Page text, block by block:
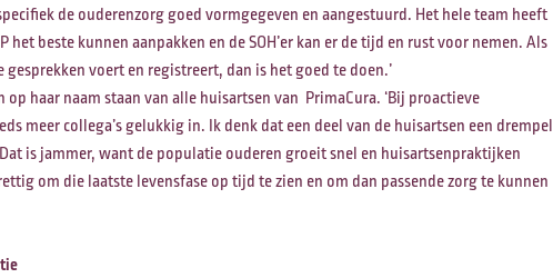
de ouderenzorg goed vormgegeven en aangestuurd. Het hele team heeft
het beste kunnen aanpakken en de SOH’er kan er de tijd en rust voor nemen. Als
voert en registreert, dan is het goed te doen.’
op haar naam staan van alle huisartsen van PrimaCura. ‘Bij proactieve
meer collega’s gelukkig in. Ik denk dat een deel van de huisartsen een drempel
is jammer, want de populatie ouderen groeit snel en huisartsenpraktijken
om die laatste levensfase op tijd te zien en om dan passende zorg te kunnen